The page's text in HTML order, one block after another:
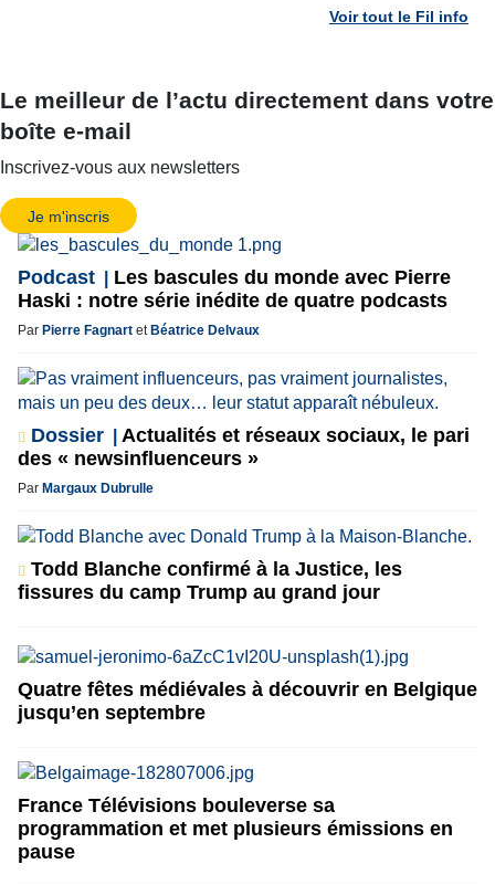
Voir tout le Fil info
Le meilleur de l’actu directement dans votre
boîte e-mail
Inscrivez-vous aux newsletters
Je m'inscris
Podcast
Les bascules du monde avec Pierre
Haski : notre série inédite de quatre podcasts
Par Pierre Fagnart et Béatrice Delvaux
Dossier
Actualités et réseaux sociaux, le pari
des « newsinfluenceurs »
Par Margaux Dubrulle
Todd Blanche confirmé à la Justice, les
fissures du camp Trump au grand jour
Quatre fêtes médiévales à découvrir en Belgique
jusqu’en septembre
France Télévisions bouleverse sa
programmation et met plusieurs émissions en
pause